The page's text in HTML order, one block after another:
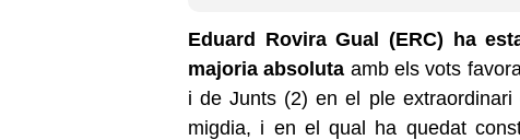
Eduard Rovira Gual (ERC) ha
majoria absoluta amb els vots
i de Junts (2) en el ple
migdia, i en el qual ha quedat